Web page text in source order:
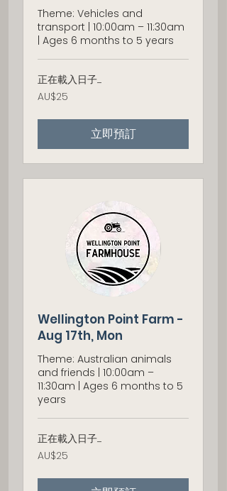
Theme: Vehicles and
transport | 10:00am – 11:30am
| Ages 6 months to 5 years
正在載入日子......
25
澳
利
AU$25
立即預訂
Wellington Point Farm -
Aug 17th, Mon
Theme: Australian animals
and friends | 10:00am –
11:30am | Ages 6 months to 5
years
正在載入日子......
25
澳
利
AU$25